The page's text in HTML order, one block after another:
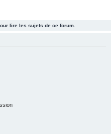
e
lire les sujets de ce forum.